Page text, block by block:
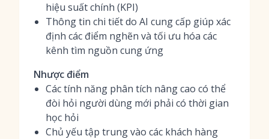
hiệu suất chính (KPI)
Thông tin chi tiết do AI cung cấp giúp xác
định các điểm nghẽn và tối ưu hóa các
kênh tìm nguồn cung ứng
Nhược điểm
Các tính năng phân tích nâng cao có thể
đòi hỏi người dùng mới phải có thời gian
học hỏi
Chủ yếu tập trung vào các khách hàng